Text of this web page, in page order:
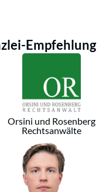
Empfehlung
Orsini und Rosenberg
Rechtsanwälte